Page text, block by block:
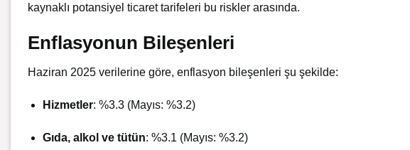
kaynaklı potansiyel ticaret tarifeleri bu riskler arasında.
Enflasyonun Bileşenleri
Haziran 2025 verilerine göre, enflasyon bileşenleri şu şekilde:
Hizmetler: %3.3 (Mayıs: %3.2)
Gıda, alkol ve tütün: %3.1 (Mayıs: %3.2)